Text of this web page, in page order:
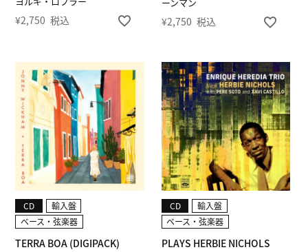
¥2,750 税込 ¥2,750 税込
TERRA BOA (DIGIPACK)
CD
輸入盤
ベース・弦楽器
PLAYS HERBIE NICHOLS
CD
輸入盤
ベース・弦楽器